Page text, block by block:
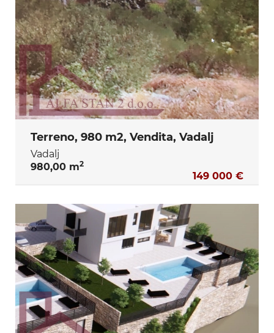
Terreno, 980 m2, Vendita, Vadalj
Vadalj
980,00 m2
149 000 €